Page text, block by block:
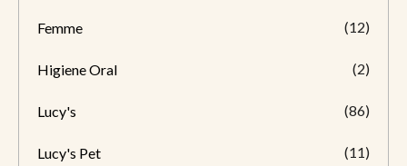
Femme (12)
Higiene Oral (2)
Lucy's (86)
Lucy's Pet (11)